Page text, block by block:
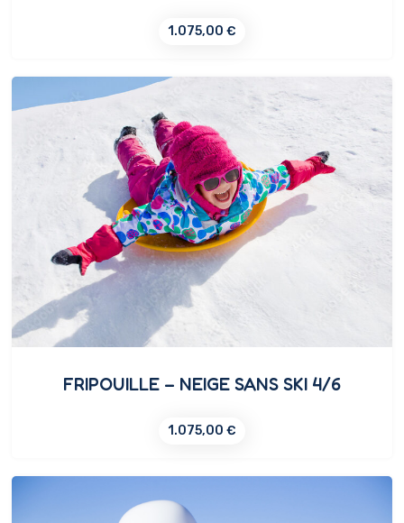
1.075,00 €
FRIPOUILLE – NEIGE SANS SKI 4/6
1.075,00 €